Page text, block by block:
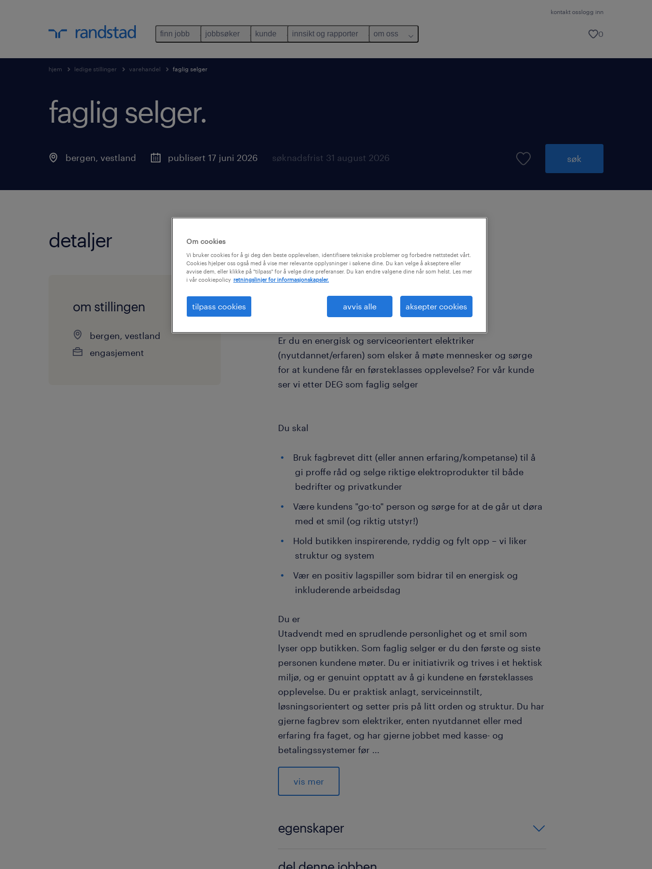
kontakt osslogg inn
finn jobb jobbsøker kunde innsikt og rapporter om oss 0
hjem ledige stillinger varehandel faglig selger
faglig selger.
bergen, vestland publisert 17 juni 2026 søknadsfrist 31 august 2026 søk
detaljer
om stillingen
bergen, vestland
engasjement
Drømmejobben for Elektrikere i Bergen
Er du en energisk og serviceorientert elektriker
(nyutdannet/erfaren) som elsker å møte mennesker og sørge
for at kundene får en førsteklasses opplevelse? For vår kunde
ser vi etter DEG som faglig selger
Du skal
Bruk fagbrevet ditt (eller annen erfaring/kompetanse) til å
gi proffe råd og selge riktige elektroprodukter til både
bedrifter og privatkunder
Være kundens "go-to" person og sørge for at de går ut døra
med et smil (og riktig utstyr!)
Hold butikken inspirerende, ryddig og fylt opp – vi liker
struktur og system
Vær en positiv lagspiller som bidrar til en energisk og
inkluderende arbeidsdag
Du er
Utadvendt med en sprudlende personlighet og et smil som
lyser opp butikken. Som faglig selger er du den første og siste
personen kundene møter. Du er initiativrik og trives i et hektisk
miljø, og er genuint opptatt av å gi kundene en førsteklasses
opplevelse. Du er praktisk anlagt, serviceinnstilt,
løsningsorientert og setter pris på litt orden og struktur. Du har
gjerne fagbrev som elektriker, enten nyutdannet eller med
erfaring fra faget, og har gjerne jobbet med kasse- og
betalingssystemer før ...
Du får
arbeidsdag i et uformelt og godt arbeidsmiljø med takhøyde.
Vi tilbyr gode opplæringsmuligheter og gir deg de verktøyene
betingelser og gode personalordninger i vårt vinnerteam
vis mer
egenskaper
Om cookies
Vi bruker cookies for å gi deg den beste opplevelsen, identifisere tekniske problemer og forbedre nettstedet vårt.
Cookies hjelper oss også med å vise mer relevante opplysninger i søkene dine. Du kan velge å akseptere eller
avvise dem, eller klikke på "tilpass" for å velge dine preferanser. Du kan endre valgene dine når som helst. Les mer
i vår cookiepolicy retningslinjer for informasjonskapsler.
tilpass cookies avvis alle aksepter cookies